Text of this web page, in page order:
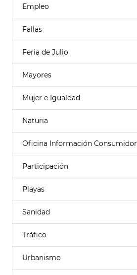
Empleo
Fallas
Feria de Julio
Mayores
Mujer e Igualdad
Naturia
Oficina Información Consumidor
Participación
Playas
Sanidad
Tráfico
Urbanismo